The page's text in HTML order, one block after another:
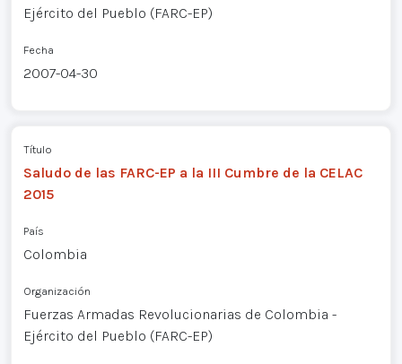
Ejército del Pueblo (FARC-EP)
Fecha
2007-04-30
Título
Saludo de las FARC-EP a la III Cumbre de la CELAC
2015
País
Colombia
Organización
Fuerzas Armadas Revolucionarias de Colombia -
Ejército del Pueblo (FARC-EP)